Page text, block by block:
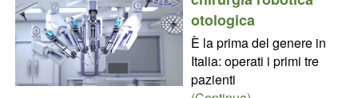
otologica
È la prima del genere in
Italia: operati i primi tre
pazienti